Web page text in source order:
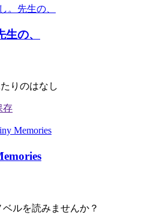
の、
りのはなし
ルを読みませんか？